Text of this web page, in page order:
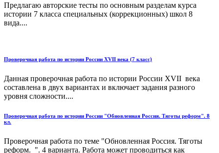
Предлагаю авторские тесты по основным разделам курса
истории 7 класса специальных (коррекционных) школ 8
вида....
Проверочная работа по истории России XVII века (7 класс)
Данная проверочная работа по истории России XVII века
составлена в двух вариантах и включает задания разного
уровня сложности....
Проверочная работа по истории России "Обновленная Россия. Тяготы реформ". 8
кл.
Проверочная работа по теме "Обновленная Россия. Тяготы
реформ. ". 4 варианта. Работа может проводиться как